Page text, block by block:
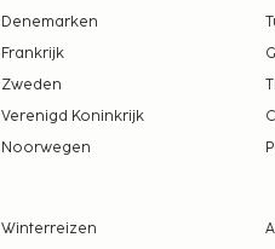
Denemarken
Frankrijk
Zweden
Verenigd Koninkrijk
Noorwegen
Winterreizen